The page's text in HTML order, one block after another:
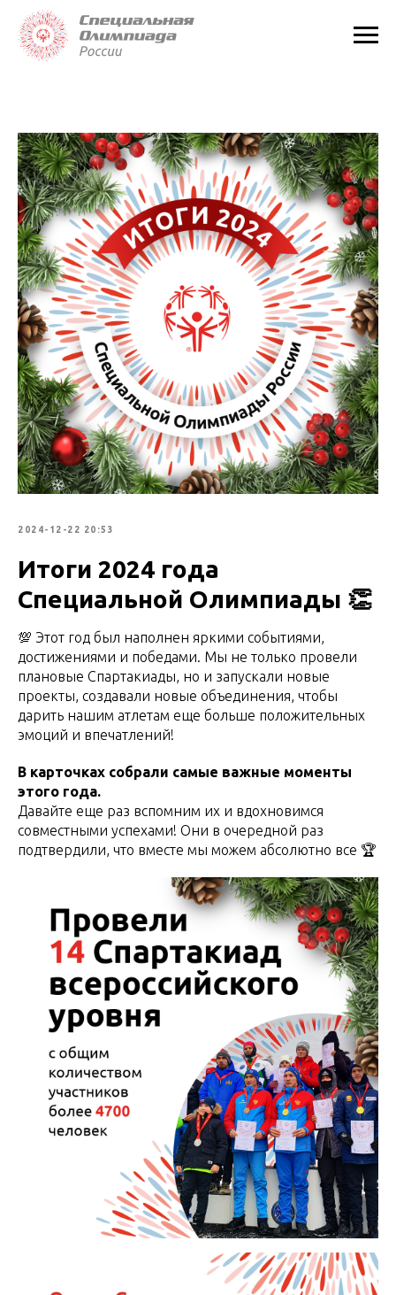
2024-12-22 20:53
Итоги 2024 года
Специальной Олимпиады 👏
💯 Этот год был наполнен яркими событиями,
достижениями и победами. Мы не только провели
плановые Спартакиады, но и запускали новые
проекты, создавали новые объединения, чтобы
дарить нашим атлетам еще больше положительных
эмоций и впечатлений!
В карточках собрали самые важные моменты
этого года.
Давайте еще раз вспомним их и вдохновимся
совместными успехами! Они в очередной раз
подтвердили, что вместе мы можем абсолютно все 🏆